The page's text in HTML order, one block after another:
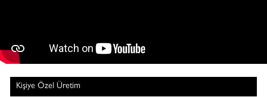
Kişiye Özel Üretim